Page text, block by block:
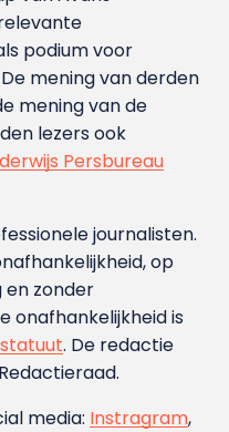
podium voor
mening van derden
mening van de
lezers ook
Persbureau
journalisten.
op
en zonder
onafhankelijkheid is
. De redactie
media: Instragram,